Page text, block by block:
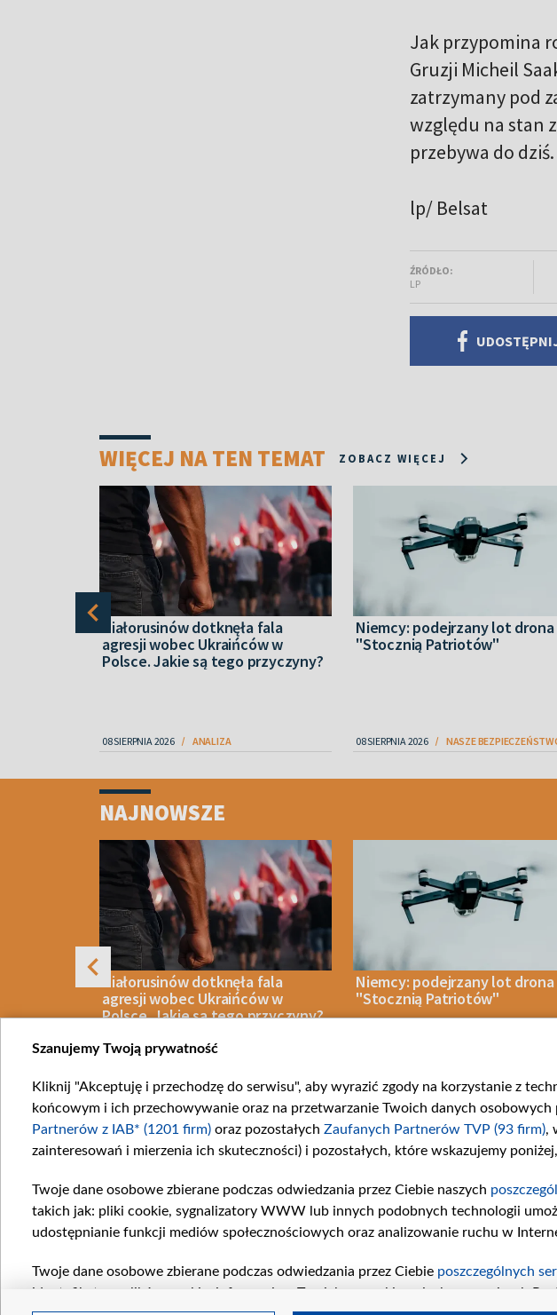
Jak przypomina
Gruzji Micheil
zatrzymany pod
względu na stan
przebywa do dziś.
lp/ Belsat
ŹRÓDŁO:
LP
WIĘCEJ NA TEN TEMAT ZOBACZ WIĘCEJ
Białorusinów dotknęła fala
agresji wobec Ukraińców w
Polsce. Jakie są tego przyczyny?
08 SIERPNIA 2026 ANALIZA
Niemcy: podejrzany lot drona
"Stocznią Patriotów"
08 SIERPNIA 2026 NASZE
NAJNOWSZE
Białorusinów dotknęła fala
agresji wobec Ukraińców w
Polsce. Jakie są tego przyczyny?
08 SIERPNIA 2026 ANALIZA
Niemcy: podejrzany lot drona
"Stocznią Patriotów"
08 SIERPNIA 2026 NASZE
Item
1
10
Kategorie
Wiadomości
Opinie
O
Szanujemy Twoją prywatność
Kliknij "Akceptuję i przechodzę do serwisu", aby wyrazić zgody na korzystanie z
końcowym i ich przechowywanie oraz na przetwarzanie Twoich danych osobowych
Partnerów z IAB* (1201 firm) oraz pozostałych Zaufanych Partnerów TVP (93 firm),
zainteresowań i mierzenia ich skuteczności) i pozostałych, które wskazujemy
Twoje dane osobowe zbierane podczas odwiedzania przez Ciebie naszych
takich jak: pliki cookie, sygnalizatory WWW lub innych podobnych technologii
udostępnianie funkcji mediów społecznościowych oraz analizowanie ruchu w
Twoje dane osobowe zbierane podczas odwiedzania przez Ciebie poszczególnych
identyfikatory plików cookie, informacje o Twoich wyszukiwaniach w serwisach